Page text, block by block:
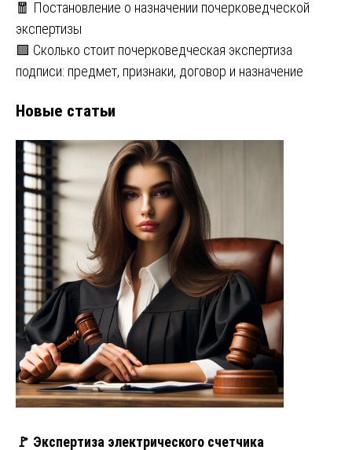
🧧 Постановление о назначении почерковедческой
экспертизы
🟩 Сколько стоит почерковедческая экспертиза
подписи: предмет, признаки, договор и назначение
Новые статьи
🚩 Экспертиза электрического счетчика